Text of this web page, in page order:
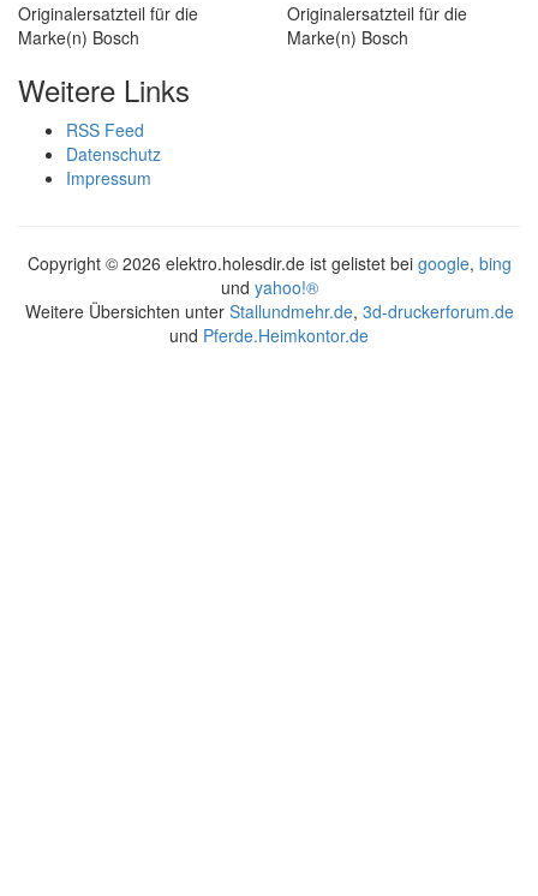
Originalersatzteil für die
Marke(n) Bosch
Originalersatzteil für die
Marke(n) Bosch
Weitere Links
RSS Feed
Datenschutz
Impressum
Copyright © 2026 elektro.holesdir.de ist gelistet bei google, bing
und yahoo!®
Weitere Übersichten unter Stallundmehr.de, 3d-druckerforum.de
und Pferde.Heimkontor.de